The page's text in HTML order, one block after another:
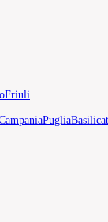
Friuli
Puglia